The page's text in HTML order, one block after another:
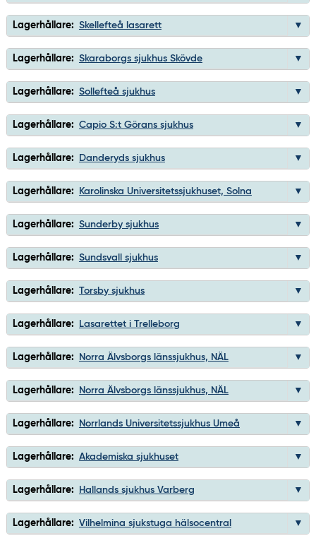
Lagerhållare: Skellefteå lasarett
Lagerhållare: Skaraborgs sjukhus Skövde
Lagerhållare: Sollefteå sjukhus
Lagerhållare: Capio S:t Görans sjukhus
Lagerhållare: Danderyds sjukhus
Lagerhållare: Karolinska Universitetssjukhuset, Solna
Lagerhållare: Sunderby sjukhus
Lagerhållare: Sundsvall sjukhus
Lagerhållare: Torsby sjukhus
Lagerhållare: Lasarettet i Trelleborg
Lagerhållare: Norra Älvsborgs länssjukhus, NÄL
Lagerhållare: Norra Älvsborgs länssjukhus, NÄL
Lagerhållare: Norrlands Universitetssjukhus Umeå
Lagerhållare: Akademiska sjukhuset
Lagerhållare: Hallands sjukhus Varberg
Lagerhållare: Vilhelmina sjukstuga hälsocentral